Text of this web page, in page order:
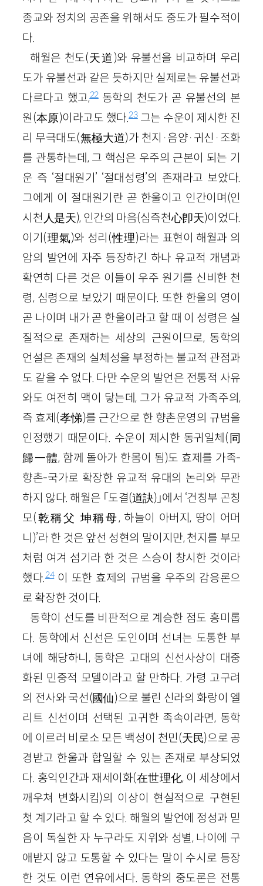
종교와 정치의 공존을 위해서도 중도가 필수적이
다.
해월은 천도(天道)와 유불선을 비교하며 우리
도가 유불선과 같은 듯하지만 실제로는 유불선과
다르다고 했고,22동학의 천도가 곧 유불선의 본
원(本原)이라고도 했다.23그는 수운이 제시한 진
리 무극대도(無極大道)가 천지·음양·귀신·조화
를 관통하는데, 그 핵심은 우주의 근본이 되는 기
운 즉 ‘절대원기’ ‘절대성령’의 존재라고 보았다.
그에게 이 절대원기란 곧 한울이고 인간이며(인
시천人是天), 인간의 마음(심즉천心卽天)이었다.
이기(理氣)와 성리(性理)라는 표현이 해월과 의
암의 발언에 자주 등장하긴 하나 유교적 개념과
확연히 다른 것은 이들이 우주 원기를 신비한 천
령, 심령으로 보았기 때문이다. 또한 한울의 영이
곧 나이며 내가 곧 한울이라고 할 때 이 성령은 실
질적으로 존재하는 세상의 근원이므로, 동학의
언설은 존재의 실체성을 부정하는 불교적 관점과
도 같을 수 없다. 다만 수운의 발언은 전통적 사유
와도 여전히 맥이 닿는데, 그가 유교적 가족주의,
즉 효제(孝悌)를 근간으로 한 향촌운영의 규범을
인정했기 때문이다. 수운이 제시한 동귀일체(同
歸一體, 함께 돌아가 한몸이 됨)도 효제를 가족-
향촌-국가로 확장한 유교적 유대의 논리와 무관
하지 않다. 해월은 「도결(道訣)」에서 ‘건칭부 곤칭
모(乾稱父 坤稱母, 하늘이 아버지, 땅이 어머
니)’라 한 것은 앞선 성현의 말이지만, 천지를 부모
처럼 여겨 섬기라 한 것은 스승이 창시한 것이라
했다.24이 또한 효제의 규범을 우주의 감응론으
로 확장한 것이다.
동학이 선도를 비판적으로 계승한 점도 흥미롭
다. 동학에서 신선은 도인이며 선녀는 도통한 부
녀에 해당하니, 동학은 고대의 신선사상이 대중
화된 민중적 모델이라고 할 만하다. 가령 고구려
의 전사와 국선(國仙)으로 불린 신라의 화랑이 엘
리트 신선이며 선택된 고귀한 족속이라면, 동학
에 이르러 비로소 모든 백성이 천민(天民)으로 공
경받고 한울과 합일할 수 있는 존재로 부상되었
다. 홍익인간과 재세이화(在世理化, 이 세상에서
깨우쳐 변화시킴)의 이상이 현실적으로 구현된
첫 계기라고 할 수 있다. 해월의 발언에 정성과 믿
음이 독실한 자 누구라도 지위와 성별, 나이에 구
애받지 않고 도통할 수 있다는 말이 수시로 등장
한 것도 이런 연유에서다. 동학의 중도론은 전통